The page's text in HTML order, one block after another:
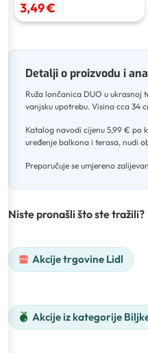
3,49 €
Detalji o proizvodu i
Ruža lončanica DUO u ukrasnoj
vanjsku upotrebu. Visina cca 34
Katalog navodi cijenu 5,99 € po
uređenje balkona i terasa, nudi
Preporučuje se umjereno
Niste pronašli što ste tražili?
Akcije trgovine Lidl
Akcije iz kategorije